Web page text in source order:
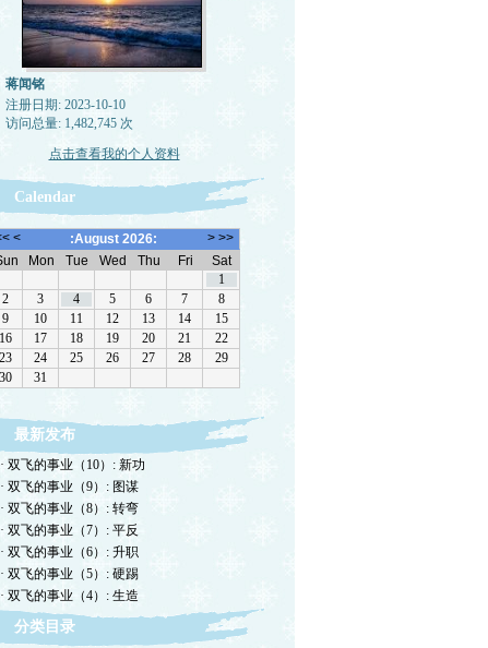
蒋闻铭
注册日期: 2023-10-10
访问总量: 1,482,745 次
点击查看我的个人资料
Calendar
最新发布
· 双飞的事业（10）: 新功
· 双飞的事业（9）: 图谋
· 双飞的事业（8）: 转弯
· 双飞的事业（7）: 平反
· 双飞的事业（6）: 升职
· 双飞的事业（5）: 硬踢
· 双飞的事业（4）: 生造
分类目录